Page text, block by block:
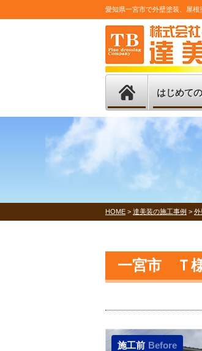
愛知県一宮市で外壁塗装、屋
はじめて
HOME > 達美装の施工事例 > 外
一宮市 Ｔ
施工前 Before